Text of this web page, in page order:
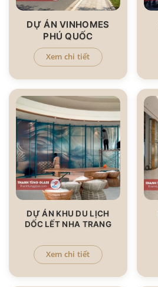
DỰ ÁN VINHOMES
PHÚ QUỐC
Xem chi tiết
DỰ ÁN KHU DU LỊCH
DỐC LẾT NHA TRANG
Xem chi tiết